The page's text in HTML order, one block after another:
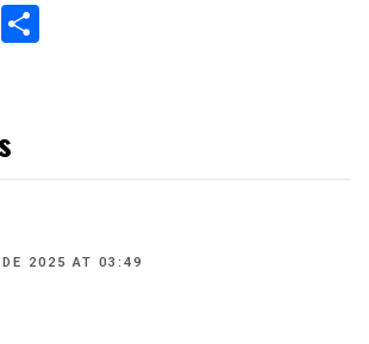
Email
DE 2025 AT 03:49